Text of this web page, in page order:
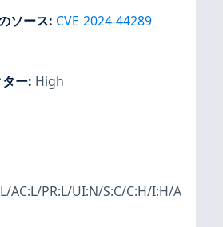
ソース: CVE-2024-44289
ー: High
AC:L/PR:L/UI:N/S:C/C:H/I:H/A